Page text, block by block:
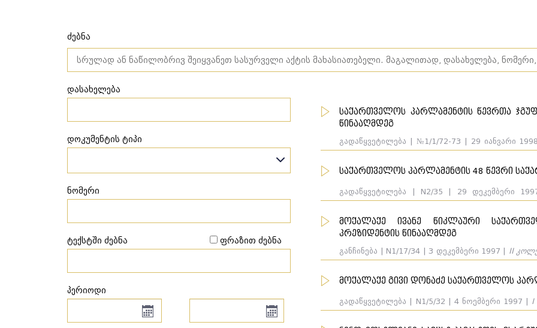
ძებნა
დასახელება
დოკუმენტის ტიპი
ნომერი
ტექსტში ძებნა ფრაზით ძებნა
პერიოდი
საქართველოს პარლამენტის წევრთა
წინააღმდეგ
გადაწყვეტილება | №1/1/72-73 | 29 იანვარი
ნიკოლოზ შაშკინი, ნიკოლოზ ჩერქეზიშვილი.
საქართველოს პარლამენტის 48 წევრი
გადაწყვეტილება | N2/35 | 29 დეკემბერი
მეფარიშვილი, ოთარ ბენიძე, ავთანდილ
ნაწილობრივ დაკმაყოფილდა
მოქალაქე ივანე წიკლაური
პრეზიდენტის წინააღმდეგ
განჩინება | N1/17/34 | 3 დეკემბერი 1997 | II
ჩერქეზიშვილი. მოპასუხე: შედეგი: არ იქნა
პრობლემა, არსებითად განსახილვეად
მოქალაქე გივი დონაძე საქართველოს
გადაწყვეტილება | N1/5/32 | 4 ნოემბერი 1997 | I
ნიკოლოზ ჩერქეზიშვილი. მოპასუხე: